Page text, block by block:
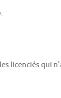
licenciés qui